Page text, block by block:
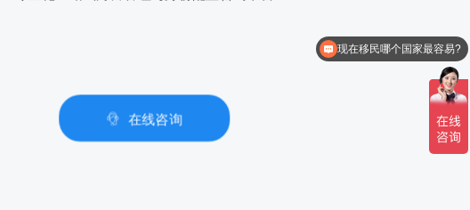
在线咨询
现在移民哪个国家最容易?